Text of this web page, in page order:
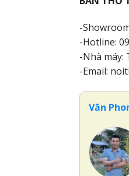
-
-Hotline:
-Nhà máy:
-Email:
Văn